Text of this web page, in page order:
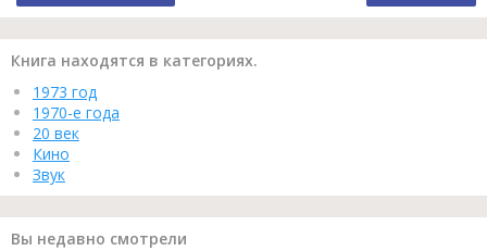
Книга находятся в категориях.
1973 год
1970-е года
20 век
Кино
Звук
Вы недавно смотрели